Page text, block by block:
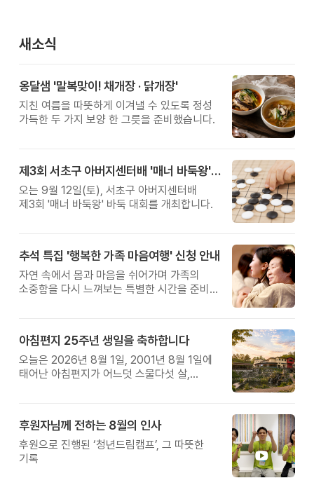
새소식
옹달샘 '말복맞이! 채개장 · 닭개장'
지친 여름을 따뜻하게 이겨낼 수 있도록 정성
가득한 두 가지 보양 한 그릇을 준비했습니다.
제3회 서초구 아버지센터배 '매너 바둑왕' 대회
오는 9월 12일(토), 서초구 아버지센터배
제3회 '매너 바둑왕' 바둑 대회를 개최합니다.
추석 특집 '행복한 가족 마음여행' 신청 안내
자연 속에서 몸과 마음을 쉬어가며 가족의
소중함을 다시 느껴보는 특별한 시간을 준비해
아침편지 25주년 생일을 축하합니다
오늘은 2026년 8월 1일, 2001년 8월 1일에
태어난 아침편지가 어느덧 스물다섯 살,
후원자님께 전하는 8월의 인사
후원으로 진행된 ‘청년드림캠프’, 그 따뜻한
기록